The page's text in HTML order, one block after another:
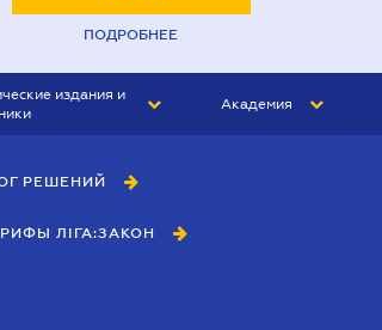
ПОДРОБНЕЕ
издания и
МСФО
Академия
РЕШЕНИЙ
ЛІГА:ЗАКОН